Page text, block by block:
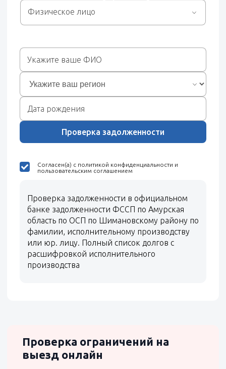
Физическое лицо
Проверка задолженности
Согласен(а) с политикой конфиденциальности и
пользовательским соглашением
Проверка задолженности в официальном
банке задолженности ФССП по Амурская
область по ОСП по Шимановскому району по
фамилии, исполнительному производству
или юр. лицу. Полный список долгов с
расшифровкой исполнительного
производства
Проверка ограничений на
выезд онлайн